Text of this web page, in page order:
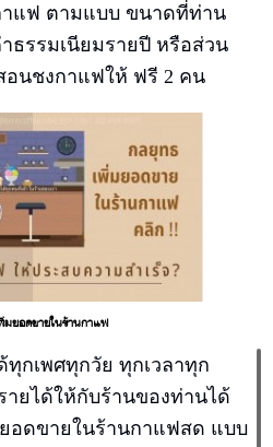
าแฟ ตามแบบ ขนาดที่ท่าน
ธรรมเนียมรายปี หรือส่วน
อนชงกาแฟให้ ฟรี 2 คน
มยอดขายในร้านกาแฟ
กเพศทุกวัย ทุกเวลาทุก
ายได้ให้กับร้านของท่านได้
อดขายในร้านกาแฟสด แบบ